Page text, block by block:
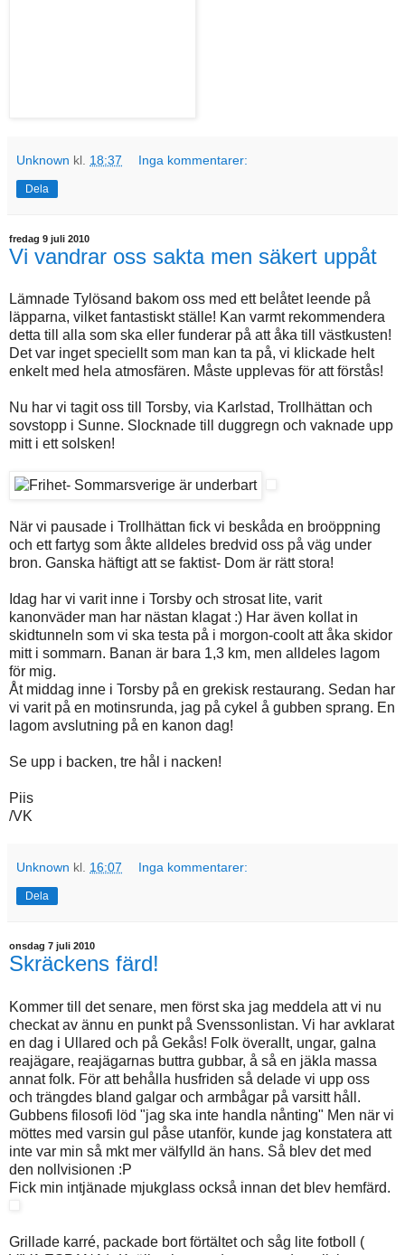
Unknown kl. 18:37 Inga kommentarer:
Dela
fredag 9 juli 2010
Vi vandrar oss sakta men säkert uppåt
Lämnade Tylösand bakom oss med ett belåtet leende på
läpparna, vilket fantastiskt ställe! Kan varmt rekommendera
detta till alla som ska eller funderar på att åka till västkusten!
Det var inget speciellt som man kan ta på, vi klickade helt
enkelt med hela atmosfären. Måste upplevas för att förstås!
Nu har vi tagit oss till Torsby, via Karlstad, Trollhättan och
sovstopp i Sunne. Slocknade till duggregn och vaknade upp
mitt i ett solsken!
När vi pausade i Trollhättan fick vi beskåda en broöppning
och ett fartyg som åkte alldeles bredvid oss på väg under
bron. Ganska häftigt att se faktist- Dom är rätt stora!
Idag har vi varit inne i Torsby och strosat lite, varit
kanonväder man har nästan klagat :) Har även kollat in
skidtunneln som vi ska testa på i morgon-coolt att åka skidor
mitt i sommarn. Banan är bara 1,3 km, men alldeles lagom
för mig.
Åt middag inne i Torsby på en grekisk restaurang. Sedan har
vi varit på en motinsrunda, jag på cykel å gubben sprang. En
lagom avslutning på en kanon dag!
Se upp i backen, tre hål i nacken!
Piis
/VK
Unknown kl. 16:07 Inga kommentarer:
Dela
onsdag 7 juli 2010
Skräckens färd!
Kommer till det senare, men först ska jag meddela att vi nu
checkat av ännu en punkt på Svenssonlistan. Vi har avklarat
en dag i Ullared och på Gekås! Folk överallt, ungar, galna
reajägare, reajägarnas buttra gubbar, å så en jäkla massa
annat folk. För att behålla husfriden så delade vi upp oss
och trängdes bland galgar och armbågar på varsitt håll.
Gubbens filosofi löd "jag ska inte handla nånting" Men när vi
möttes med varsin gul påse utanför, kunde jag konstatera att
inte var min så mkt mer välfylld än hans. Så blev det med
den nollvisionen :P
Fick min intjänade mjukglass också innan det blev hemfärd.
Grillade karré, packade bort förtältet och såg lite fotboll (